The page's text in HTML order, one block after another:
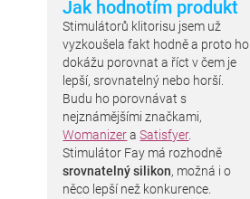
Jak hodnotím produkt
Stimulátorů klitorisu jsem už
vyzkoušela fakt hodně a proto ho
dokážu porovnat a říct v čem je
lepší, srovnatelný nebo horší.
Budu ho porovnávat s
nejznámějšími značkami,
WomanizeraSatisfyer.
Stimulátor Fay má rozhodně
srovnatelný silikon, možná i o
něco lepší než konkurence.